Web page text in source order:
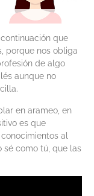
que
porque nos obliga
de algo
aunque no
en arameo, en
es que
al
sé como tú, que las